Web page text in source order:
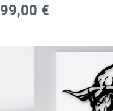
99,00 €